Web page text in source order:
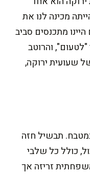
מכינה לנו את
מתכנסים סביב
והרוטב
שעועית ירוקה,
תבשיל חזה
דקות סך הכול, כולל כל שלבי
זריזה אך